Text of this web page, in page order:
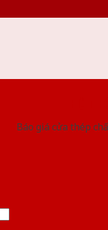
Báo giá cửa thép